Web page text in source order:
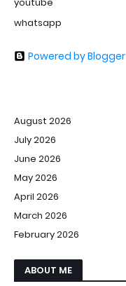
whatsapp
Powered by Blogger
August 2026
July 2026
June 2026
May 2026
April 2026
March 2026
February 2026
ABOUT ME